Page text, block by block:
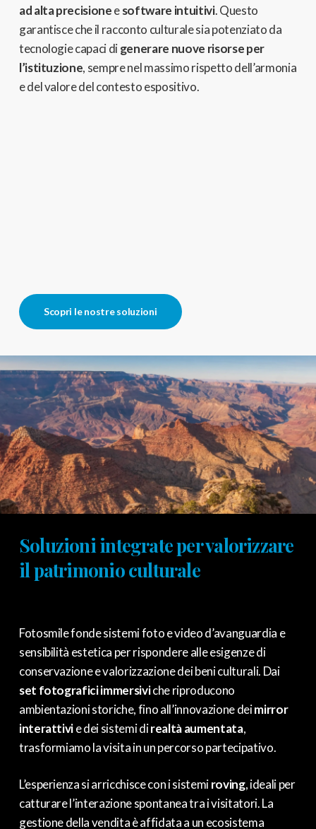
ad alta precisioneesoftware intuitivi. Questo
garantisce che il racconto culturale sia potenziato da
tecnologie capaci digenerare nuove risorse per
l’istituzione, sempre nel massimo rispetto dell’armonia
e del valore del contesto espositivo.
Scopri le nostre soluzioni
Soluzioni integrate per valorizzare
il patrimonio culturale
Fotosmile fonde sistemi foto e video d’avanguardia e
sensibilità estetica per rispondere alle esigenze di
conservazione e valorizzazione dei beni culturali. Dai
set fotografici immersiviche riproducono
ambientazioni storiche, fino all’innovazione deimirror
interattivie dei sistemi direaltà aumentata,
trasformiamo la visita in un percorso partecipativo.
L’esperienza si arricchisce con i sistemiroving, ideali per
catturare l’interazione spontanea tra i visitatori. La
gestione della vendita è affidata a un ecosistema